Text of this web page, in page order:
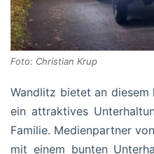
Foto: Christian Krup
Wandlitz bietet an
ein attraktives
Familie. Medienpartner
mit einem bunten